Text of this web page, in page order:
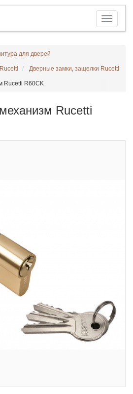
для дверей
Дверные замки, защелки Rucetti
Rucetti R60CK
Rucetti